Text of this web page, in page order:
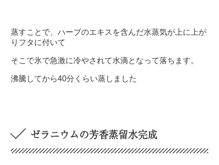
蒸すことで、ハーブのエキスを含んだ水蒸気が上に上が
りフタに付いて
そこで氷で急激に冷やされて水滴となって落ちます。
沸騰してから40分くらい蒸しました
ゼラニウムの芳香蒸留水完成